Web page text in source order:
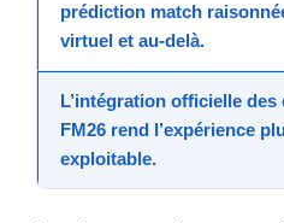
prédiction match
virtuel et au-delà.
L’intégration officielle
FM26 rend l’expérience
exploitable.